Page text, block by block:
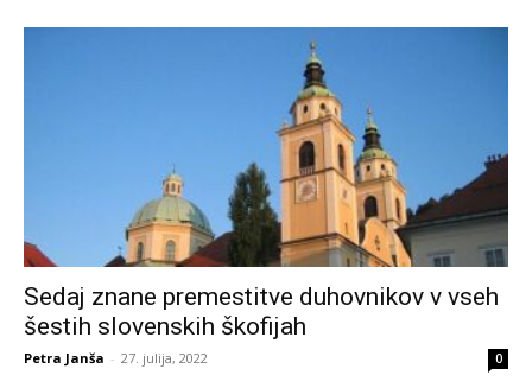
Sedaj znane premestitve duhovnikov v vseh
šestih slovenskih škofijah
Petra Janša - 27. julija, 2022 0